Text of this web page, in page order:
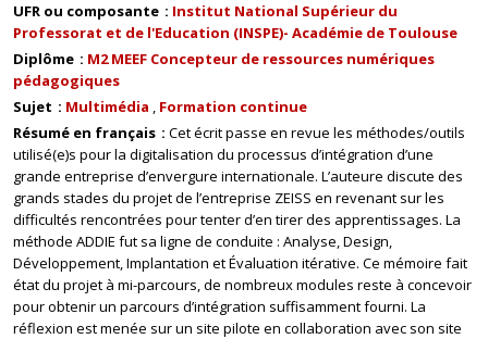
UFR ou composante
Institut National Supérieur du
Professorat et de l'Education (INSPE)- Académie de Toulouse
Diplôme
M2 MEEF Concepteur de ressources numériques
pédagogiques
Sujet
Multimédia
Formation continue
Résumé en français
Cet écrit passe en revue les méthodes/outils
utilisé(e)s pour la digitalisation du processus d’intégration d’une
grande entreprise d’envergure internationale. L’auteure discute des
grands stades du projet de l’entreprise ZEISS en revenant sur les
difficultés rencontrées pour tenter d’en tirer des apprentissages. La
méthode ADDIE fut sa ligne de conduite : Analyse, Design,
Développement, Implantation et Évaluation itérative. Ce mémoire fait
état du projet à mi-parcours, de nombreux modules reste à concevoir
pour obtenir un parcours d’intégration suffisamment fourni. La
réflexion est menée sur un site pilote en collaboration avec son site